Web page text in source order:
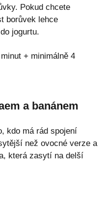
Pokud chcete
borůvek lehce
jogurtu.
+ minimálně 4
a banánem
kdo má rád spojení
než ovocné verze a
která zasytí na delší